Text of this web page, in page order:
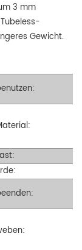
3 mm
Gewicht.